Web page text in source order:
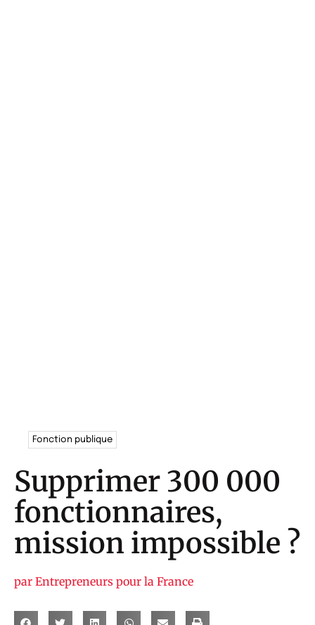
Fonction publique
Supprimer 300 000
fonctionnaires,
mission impossible ?
par Entrepreneurs pour la France